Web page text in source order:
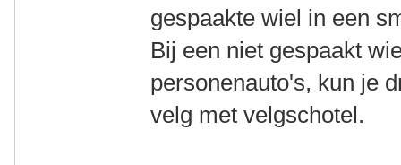
gespaakte wiel in een
Bij een niet gespaakt
personenauto's, kun je
velg met velgschotel.